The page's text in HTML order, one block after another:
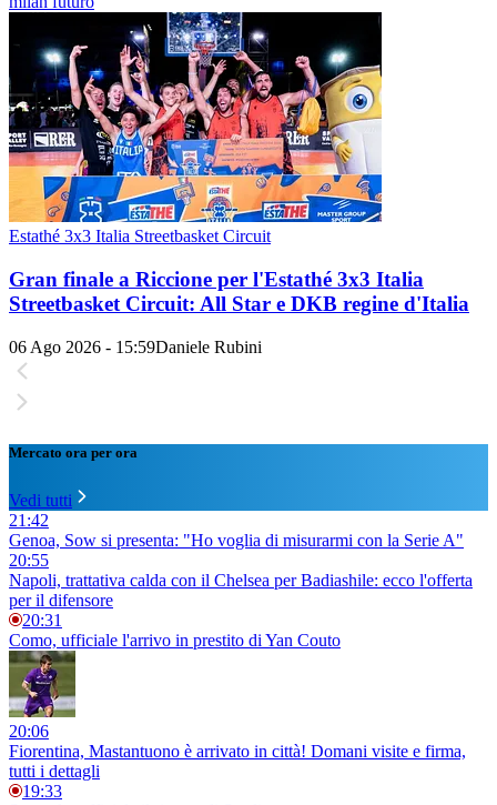
Estathé 3x3 Italia Streetbasket Circuit
Gran finale a Riccione per l'Estathé 3x3 Italia
Streetbasket Circuit: All Star e DKB regine d'Italia
06 Ago 2026 - 15:59Daniele Rubini
Mercato ora per ora
Vedi tutti
21:42
Genoa, Sow si presenta: "Ho voglia di misurarmi con la Serie A"
20:55
Napoli, trattativa calda con il Chelsea per Badiashile: ecco l'offerta
per il difensore
20:31
Como, ufficiale l'arrivo in prestito di Yan Couto
20:06
Fiorentina, Mastantuono è arrivato in città! Domani visite e firma,
tutti i dettagli
19:33